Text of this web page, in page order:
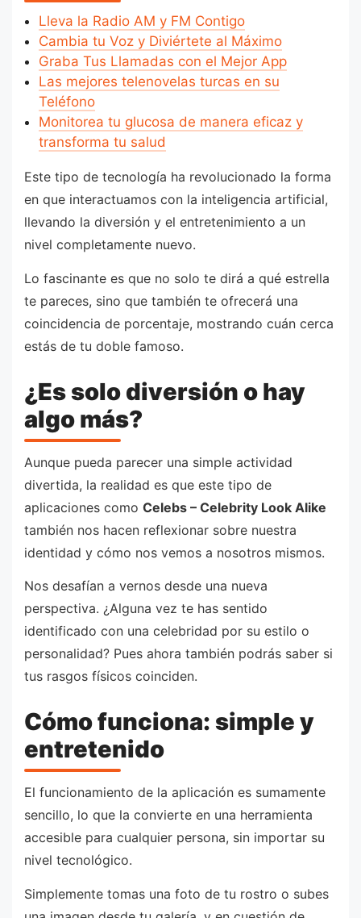
Lleva la Radio AM y FM Contigo
Cambia tu Voz y Diviértete al Máximo
Graba Tus Llamadas con el Mejor App
Las mejores telenovelas turcas en su
Teléfono
Monitorea tu glucosa de manera eficaz y
transforma tu salud
Este tipo de tecnología ha revolucionado la forma
en que interactuamos con la inteligencia artificial,
llevando la diversión y el entretenimiento a un
nivel completamente nuevo.
Lo fascinante es que no solo te dirá a qué estrella
te pareces, sino que también te ofrecerá una
coincidencia de porcentaje, mostrando cuán cerca
estás de tu doble famoso.
¿Es solo diversión o hay
algo más?
Aunque pueda parecer una simple actividad
divertida, la realidad es que este tipo de
aplicaciones como Celebs – Celebrity Look Alike
también nos hacen reflexionar sobre nuestra
identidad y cómo nos vemos a nosotros mismos.
Nos desafían a vernos desde una nueva
perspectiva. ¿Alguna vez te has sentido
identificado con una celebridad por su estilo o
personalidad? Pues ahora también podrás saber si
tus rasgos físicos coinciden.
Cómo funciona: simple y
entretenido
El funcionamiento de la aplicación es sumamente
sencillo, lo que la convierte en una herramienta
accesible para cualquier persona, sin importar su
nivel tecnológico.
Simplemente tomas una foto de tu rostro o subes